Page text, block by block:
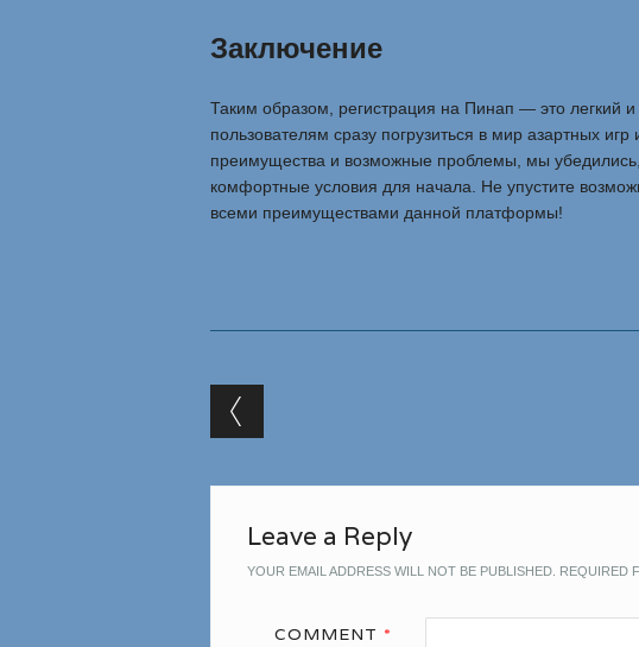
Заключение
Таким образом, регистрация на Пинап — это легкий
пользователям сразу погрузиться в мир азартных игр
преимущества и возможные проблемы, мы
комфортные условия для начала. Не упустите
всеми преимуществами данной платформы!
Post navigation
Leave a Reply
YOUR EMAIL ADDRESS WILL NOT BE PUBLISHED. REQUIRED
COMMENT *